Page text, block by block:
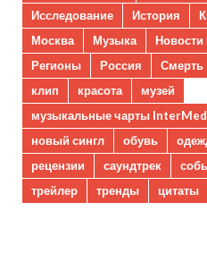
Исследование
История
Москва
Музыка Новости
Регионы
Россия Смерть
клип
красота
музей
музыкальные чарты
новый сингл
обувь
рецензии
саундтрек
трейлер
тренды цитаты